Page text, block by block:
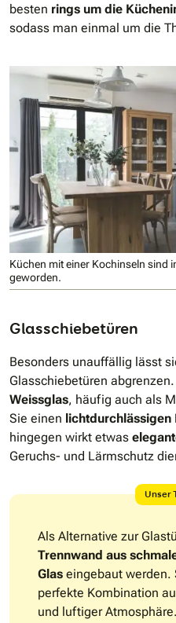
besten rings um die
sodass man einmal um die
Küchen mit einer Kochinseln sind
geworden.
Glasschiebetüren
Besonders unauffällig lässt
Glasschiebetüren
Weissglas, häufig auch als
Sie einen lichtdurchlässigen
hingegen wirkt etwas
Geruchs- und Lärmschutz
Unser
Als Alternative zur
Trennwand aus
Glas eingebaut werden.
perfekte Kombination
und luftiger Atmosphäre.